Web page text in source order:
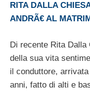
RITA DALLA
ANDRÃ€ AL
Di recente Rita Dalla
della sua vita
il conduttore,
anni, fatto di alti e